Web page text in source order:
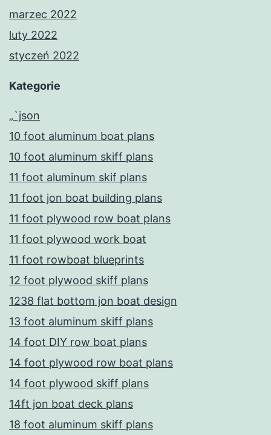
marzec 2022
luty 2022
styczeń 2022
Kategorie
„`json
10 foot aluminum boat plans
10 foot aluminum skiff plans
11 foot aluminum skif plans
11 foot jon boat building plans
11 foot plywood row boat plans
11 foot plywood work boat
11 foot rowboat blueprints
12 foot plywood skiff plans
1238 flat bottom jon boat design
13 foot aluminum skiff plans
14 foot DIY row boat plans
14 foot plywood row boat plans
14 foot plywood skiff plans
14ft jon boat deck plans
18 foot aluminum skiff plans